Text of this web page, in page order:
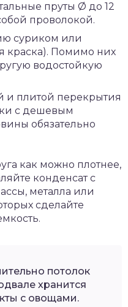
пруты Ø до 12
проволокой.
суриком или
краска). Помимо них
водостойкую
и плитой перекрытия
с дешевым
обязательно
как можно плотнее,
конденсат с
металла или
сделайте
потолок
хранится
с овощами.